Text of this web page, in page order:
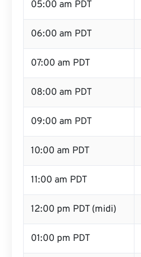
05:00 am PDT
06:00 am PDT
07:00 am PDT
08:00 am PDT
09:00 am PDT
10:00 am PDT
11:00 am PDT
12:00 pm PDT (midi)
01:00 pm PDT